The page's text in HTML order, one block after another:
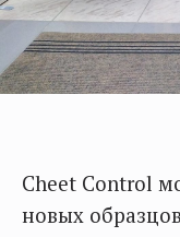
Cheet Control
новых